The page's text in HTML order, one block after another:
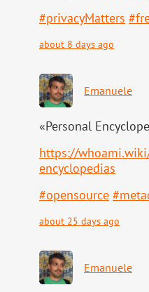
#privacyMatters #
about 8 days ago
Emanuele
«Personal
https://
encyclopedias
#opensource #
about 25 days ago
Emanuele